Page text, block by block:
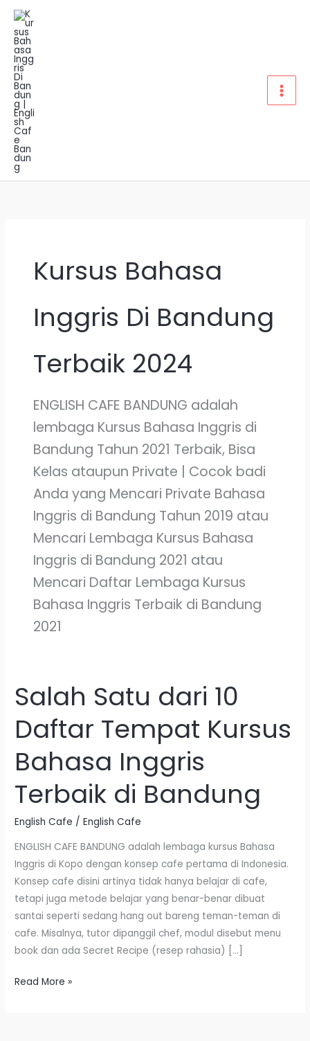
Lewati
konten
Kursus Bahasa
Inggris Di Bandung
Terbaik 2024
ENGLISH CAFE BANDUNG adalah
lembaga Kursus Bahasa Inggris di
Bandung Tahun 2021 Terbaik, Bisa
Kelas ataupun Private | Cocok badi
Anda yang Mencari Private Bahasa
Inggris di Bandung Tahun 2019 atau
Mencari Lembaga Kursus Bahasa
Inggris di Bandung 2021 atau
Mencari Daftar Lembaga Kursus
Bahasa Inggris Terbaik di Bandung
2021
Salah Satu dari 10
Daftar Tempat Kursus
Bahasa Inggris
Terbaik di Bandung
English Cafe /English Cafe
ENGLISH CAFE BANDUNG adalah lembaga kursus Bahasa
Inggris di Kopo dengan konsep cafe pertama di Indonesia.
Konsep cafe disini artinya tidak hanya belajar di cafe,
tetapi juga metode belajar yang benar-benar dibuat
santai seperti sedang hang out bareng teman-teman di
cafe. Misalnya, tutor dipanggil chef, modul disebut menu
book dan ada Secret Recipe (resep rahasia) […]
Salah
Satu
dari
10
Daftar
Tempat
Kursus
Inggris
Terbaik
di
Bandung
Read More »